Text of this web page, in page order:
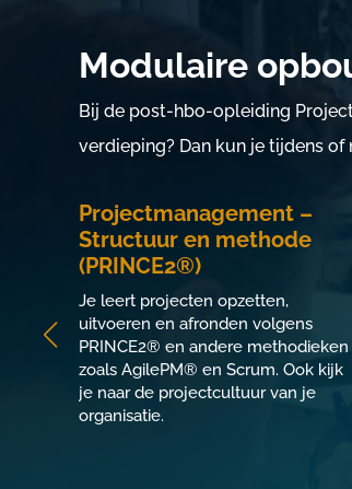
Modulaire
Bij de post-hbo-opleiding
verdieping? Dan kun je tijdens
Projectmanagement –
Structuur en methode
(PRINCE2®)
Je leert projecten opzetten,
uitvoeren en afronden volgens
PRINCE2® en andere methodieken
zoals AgilePM® en Scrum. Ook kijk
je naar de projectcultuur van je
organisatie.